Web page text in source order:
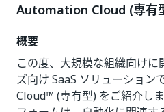
Automation Cloud (専有
概要
この度、大規模な組織向けに
ズ向け SaaS ソリューショ
Cloud™ (専有型) をご紹介し